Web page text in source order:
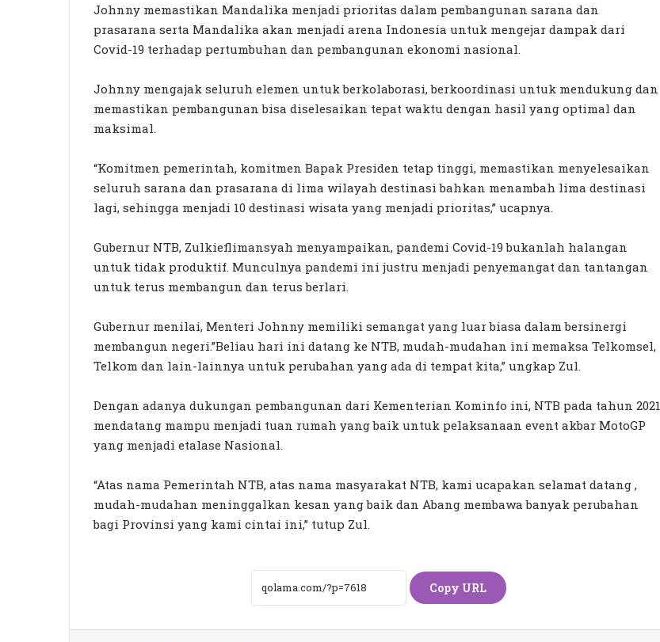
Johnny memastikan Mandalika menjadi prioritas dalam pembangunan sarana dan
prasarana serta Mandalika akan menjadi arena Indonesia untuk mengejar dampak dari
Covid-19 terhadap pertumbuhan dan pembangunan ekonomi nasional.
Johnny mengajak seluruh elemen untuk berkolaborasi, berkoordinasi untuk mendukung dan
memastikan pembangunan bisa diselesaikan tepat waktu dengan hasil yang optimal dan
maksimal.
“Komitmen pemerintah, komitmen Bapak Presiden tetap tinggi, memastikan menyelesaikan
seluruh sarana dan prasarana di lima wilayah destinasi bahkan menambah lima destinasi
lagi, sehingga menjadi 10 destinasi wisata yang menjadi prioritas,” ucapnya.
Gubernur NTB, Zulkieflimansyah menyampaikan, pandemi Covid-19 bukanlah halangan
untuk tidak produktif. Munculnya pandemi ini justru menjadi penyemangat dan tantangan
untuk terus membangun dan terus berlari.
Gubernur menilai, Menteri Johnny memiliki semangat yang luar biasa dalam bersinergi
membangun negeri.”Beliau hari ini datang ke NTB, mudah-mudahan ini memaksa Telkomsel,
Telkom dan lain-lainnya untuk perubahan yang ada di tempat kita,” ungkap Zul.
Dengan adanya dukungan pembangunan dari Kementerian Kominfo ini, NTB pada tahun 2021
mendatang mampu menjadi tuan rumah yang baik untuk pelaksanaan event akbar MotoGP
yang menjadi etalase Nasional.
“Atas nama Pemerintah NTB, atas nama masyarakat NTB, kami ucapakan selamat datang ,
mudah-mudahan meninggalkan kesan yang baik dan Abang membawa banyak perubahan
bagi Provinsi yang kami cintai ini,” tutup Zul.
Copy URL
Seleksi KPID NTB Dimulai: 76
Kandidat Lolos ke Uji Kompetensi
KPK Periksa Sumiatun, Dugaan
Kasus Tambang Emas Sekotong
Rumah Bertingkat Dapat Beras,
Warga Miskin Tak Dapat PKH:
Hadrian Irfani Sebut Bantuan “Salah